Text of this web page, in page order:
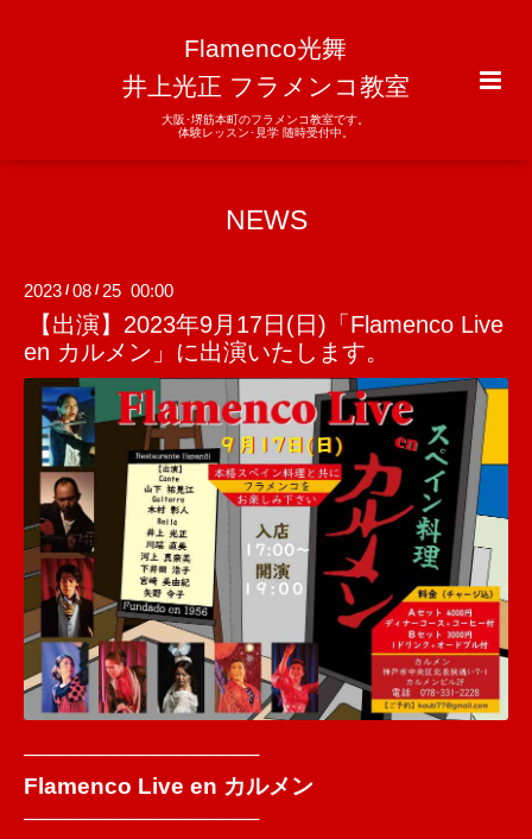
Flamenco光舞
井上光正 フラメンコ教室
大阪･堺筋本町のフラメンコ教室です。
体験レッスン･見学 随時受付中。
NEWS
2023 /08 / 25 00:00
【出演】2023年9月17日(日)「Flamenco Live
en カルメン」に出演いたします。
──────────────────
Flamenco Live en カルメン
──────────────────